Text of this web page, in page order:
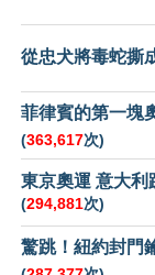
從忠犬將毒蛇撕
菲律賓的第一塊
(363,617次)
東京奧運 意大利
(294,881次)
驚跳！紐約封門